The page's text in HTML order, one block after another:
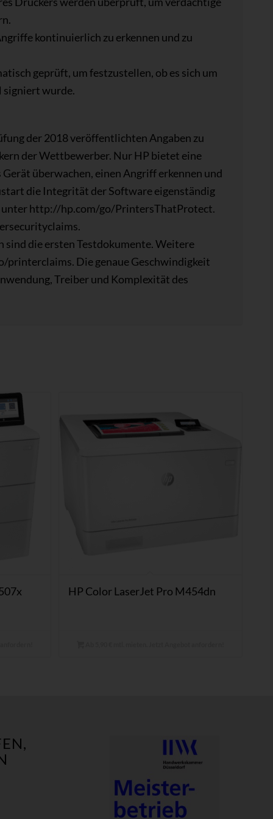
kontinuierlich zu erkennen und zu
geprüft, um festzustellen, ob es sich um
signiert wurde.
der 2018 veröffentlichten Angaben zu
der Wettbewerber. Nur HP bietet eine
überwachen, einen Angriff erkennen und
die Integrität der Software eigenständig
unter http://hp.com/go/PrintersThatProtect.
sind die ersten Testdokumente. Weitere
Die genaue Geschwindigkeit
Treiber und Komplexität des
HP Color LaserJet Pro M454dn